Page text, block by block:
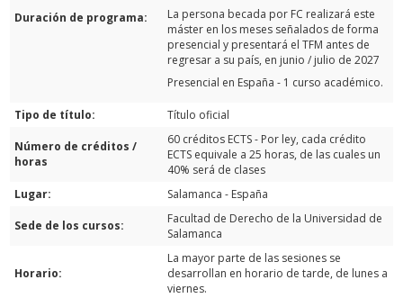
Duración de programa:
La persona becada por FC realizará este
máster en los meses señalados de forma
presencial y presentará el TFM antes de
regresar a su país, en junio / julio de 2027
Presencial en España - 1 curso académico.
Tipo de título: Título oficial
Número de créditos /
horas
60 créditos ECTS - Por ley, cada crédito
ECTS equivale a 25 horas, de las cuales un
40% será de clases
Lugar:
Salamanca - España
Sede de los cursos:
Facultad de Derecho de la Universidad de
Salamanca
Horario:
La mayor parte de las sesiones se
desarrollan en horario de tarde, de lunes a
viernes.